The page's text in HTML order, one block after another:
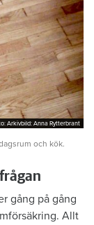
Arkivbild: Anna Rytterbrant
Arkivbild: Anna Rytterbrant
och kök.
gång på gång
Allt